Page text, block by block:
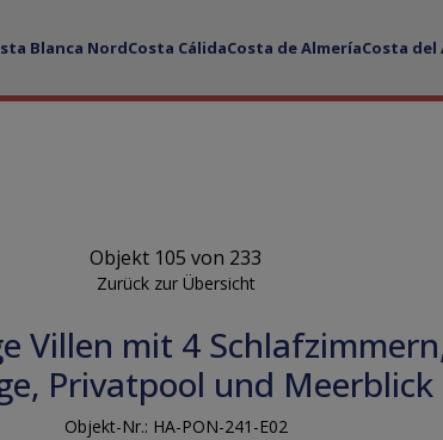
Blanca NordCosta CálidaCosta de AlmeríaCosta del
Objekt 105 von 233
Zurück zur Übersicht
Villen mit 4
Privatpool und Meerblick
Objekt-Nr.: HA-PON-241-E02